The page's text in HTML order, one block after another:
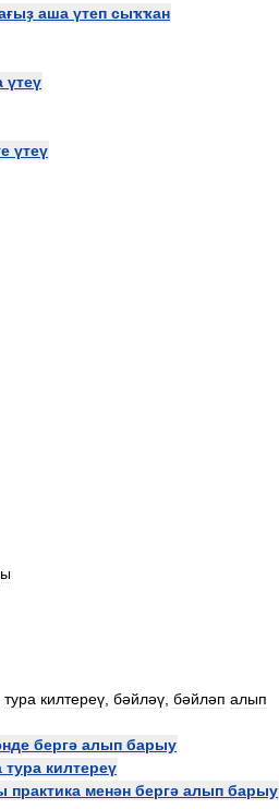
аша үтеп сыҡҡан
үтеү
үтеү
тура килтереү бәйләү бәйләп алып
бергә алып барыу
тура килтереү
практика менән бергә алып барыу